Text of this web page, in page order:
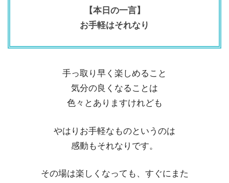
【本日の一言】
お手軽はそれなり
手っ取り早く楽しめること
気分の良くなることは
色々とありますけれども
やはりお手軽なものというのは
感動もそれなりです。
その場は楽しくなっても、すぐにまた